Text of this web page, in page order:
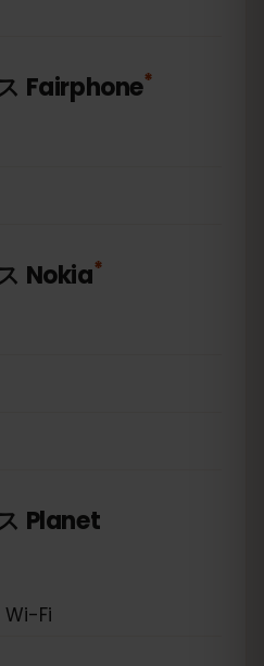
Fairphone*
Nokia*
Planet
Fi